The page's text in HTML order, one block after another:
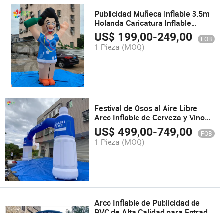
Publicidad Muñeca Inflable 3.5m
Holanda Caricatura Inflable
Países Bajos Caricatura Inflable
Abraham y Sara
US$ 199,00-249,00 FOB
1 Pieza (MOQ)
Festival de Osos al Aire Libre
Arco Inflable de Cerveza y Vino
para Evento de Marca
US$499,00-749,00 FOB
1 Pieza (MOQ)
Arco Inflable de Publicidad de